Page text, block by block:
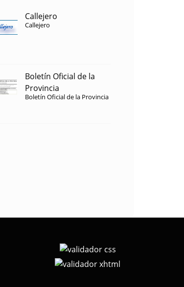
Callejero
Callejero
Boletín Oficial de la
Provincia
Boletín Oficial de la Provincia